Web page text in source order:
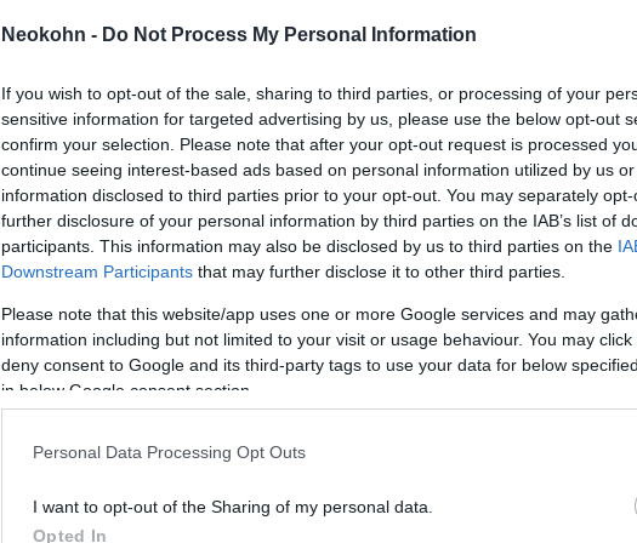
Neokohn - Do Not Process My Personal Information
If you wish to opt-out of the sale, sharing to third parties, or processing of your
sensitive information for targeted advertising by us, please use the below opt-out
confirm your selection. Please note that after your opt-out request is processed
continue seeing interest-based ads based on personal information utilized by us
information disclosed to third parties prior to your opt-out. You may separately
further disclosure of your personal information by third parties on the IAB’s list of
participants. This information may also be disclosed by us to third parties on the
Downstream Participants that may further disclose it to other third parties.
Please note that this website/app uses one or more Google services and may
information including but not limited to your visit or usage behaviour. You may
deny consent to Google and its third-party tags to use your data for below
in below Google consent section.
Personal Data Processing Opt Outs
I want to opt-out of the Sharing of my personal data.
Opted In
valamint a szent helyek szélsőséges,
elkövetett vandalizmusa összehangolt
a keresztényeket Izraelből.
Közös levelük a jeruzsálemi egyházi vezetők
ugyanis azt állították, hogy „radikális csoportok
ingatlanokat szereznek a keresztény negyedben,
keresztény jelenlétet”.
Az izraeli külügyminisztérium ugyanakkor azt
elferdítik az izraeli keresztény közösség valóságát”.
„Az izraeli keresztény lakosság –
vallás- és vallásgyakorlási szabadságot